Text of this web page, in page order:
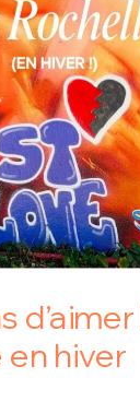
d’aimer
en hiver